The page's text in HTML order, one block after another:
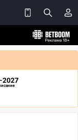
2027